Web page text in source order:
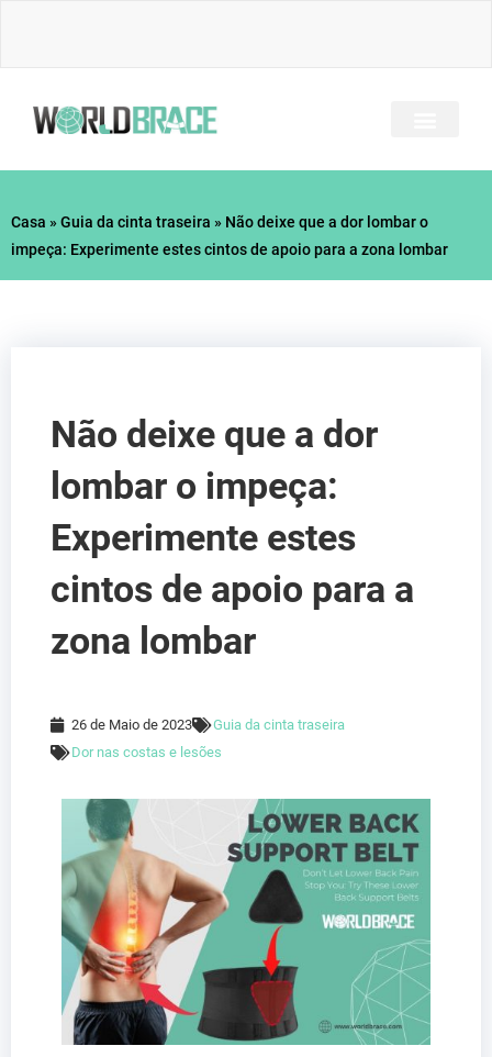
Casa »Guia da cinta traseira » Não deixe que a dor lombar o
impeça: Experimente estes cintos de apoio para a zona lombar
Não deixe que a dor
lombar o impeça:
Experimente estes
cintos de apoio para a
zona lombar
26 de Maio de 2023
Guia da cinta traseira
Dor nas costas e lesões